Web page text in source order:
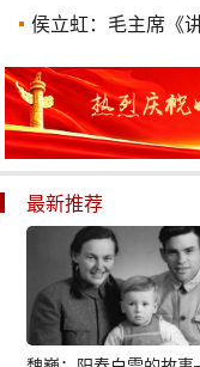
侯立虹：毛主席《
最新推荐